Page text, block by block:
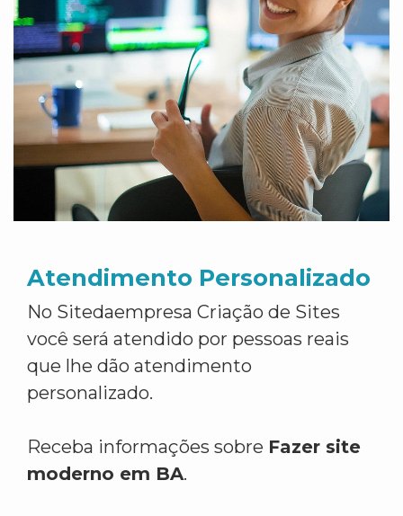
Atendimento Personalizado
No Sitedaempresa Criação de Sites
você será atendido por pessoas reais
que lhe dão atendimento
personalizado.
Receba informações sobre Fazer site
moderno em BA.